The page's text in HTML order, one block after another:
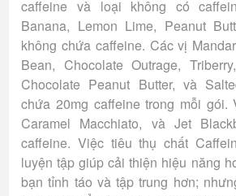
caffeine và loại không có
Banana, Lemon Lime, Peanut
không chứa caffeine. Các vị
Bean, Chocolate Outrage,
Chocolate Peanut Butter, và
chứa 20mg caffeine trong mỗi gói.
Caramel Macchiato, và Jet
caffeine. Việc tiêu thụ chất
luyện tập giúp cải thiện hiệu năng
bạn tỉnh táo và tập trung hơn;